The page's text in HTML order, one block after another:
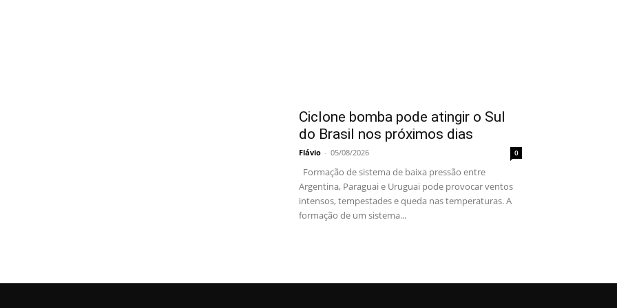
Ciclone bomba pode atingir o Sul
do Brasil nos próximos dias
Flávio - 05/08/2026 0
Formação de sistema de baixa pressão entre
Argentina, Paraguai e Uruguai pode provocar ventos
intensos, tempestades e queda nas temperaturas. A
formação de um sistema...